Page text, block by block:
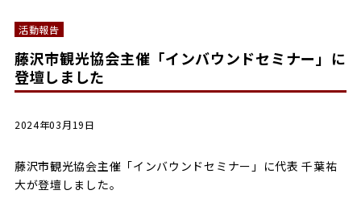
活動報告
藤沢市観光協会主催「インバウンドセミナー」に
登壇しました
2024年03月19日
藤沢市観光協会主催「インバウンドセミナー」に代表 千葉祐
大が登壇しました。